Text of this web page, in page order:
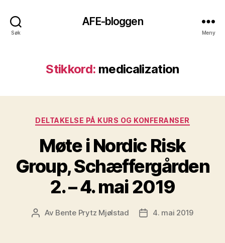
Søk
AFE-bloggen
Meny
Stikkord: medicalization
Kategorier
DELTAKELSE PÅ KURS OG KONFERANSER
Møte i Nordic Risk
Group, Schæffergården
2. – 4. mai 2019
Innleggsforfatter
Av Bente Prytz Mjølstad Publiseringsdato
4. mai 2019